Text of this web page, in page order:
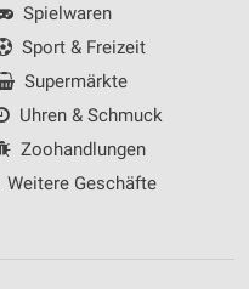
Spielwaren
Sport & Freizeit
Supermärkte
Uhren & Schmuck
Zoohandlungen
Weitere Geschäfte